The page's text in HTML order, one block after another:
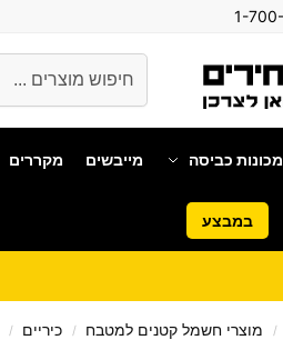
מכונות כביסה מייבשים מקררים
במבצע
/ מוצרי חשמל קטנים למטבח / כיריים /